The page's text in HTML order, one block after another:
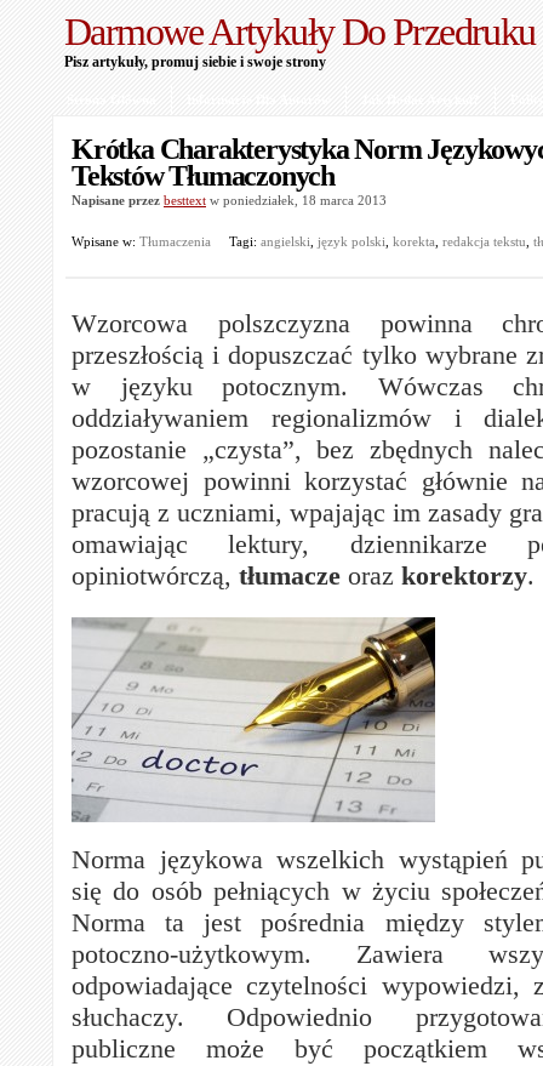
Darmowe Artykuły Do Przedruku
Pisz artykuły, promuj siebie i swoje strony
Krótka Charakterystyka Norm
Tekstów Tłumaczonych
Napisane przez besttext w poniedziałek, 18 marca 2013
Wpisane w: Tłumaczenia Tagi: angielski język polski korekta redakcja tekstu
Wzorcowa polszczyzna powinna
przeszłością i dopuszczać tylko wybrane
w języku potocznym. Wówczas
oddziaływaniem regionalizmów i
pozostanie „czysta”, bez zbędnych
wzorcowej powinni korzystać głównie
pracują z uczniami, wpajając im zasady
omawiając lektury, dziennikarze
opiniotwórczą, tłumacze oraz korektorzy.
Norma językowa wszelkich wystąpień
się do osób pełniących w życiu
Norma ta jest pośrednia między
potoczno-użytkowym. Zawiera
odpowiadające czytelności wypowiedzi,
słuchaczy. Odpowiednio
publiczne może być początkiem